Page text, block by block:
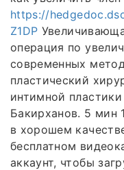
https://
Z1DP
операция по
современных
пластический
интимной
Бакирханов. 5 мин
в хорошем
бесплатном
аккаунт, чтобы